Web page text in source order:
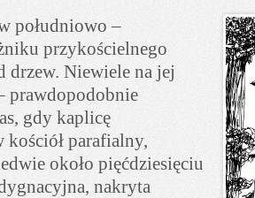
południowo –
przykościelnego
drzew. Niewiele na jej
prawdopodobnie
gdy kaplicę
kościół parafialny,
około pięćdziesięciu
nakryta